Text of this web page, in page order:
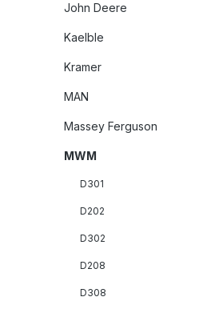
John Deere
Kaelble
Kramer
MAN
Massey Ferguson
MWM
D301
D202
D302
D208
D308